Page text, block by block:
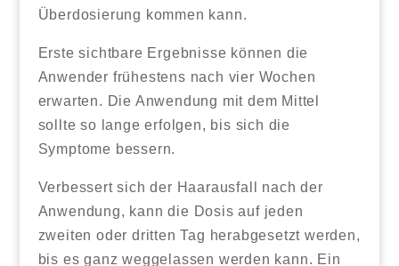
Überdosierung kommen kann.
Erste sichtbare Ergebnisse können die
Anwender frühestens nach vier Wochen
erwarten. Die Anwendung mit dem Mittel
sollte so lange erfolgen, bis sich die
Symptome bessern.
Verbessert sich der Haarausfall nach der
Anwendung, kann die Dosis auf jeden
zweiten oder dritten Tag herabgesetzt werden,
bis es ganz weggelassen werden kann. Ein